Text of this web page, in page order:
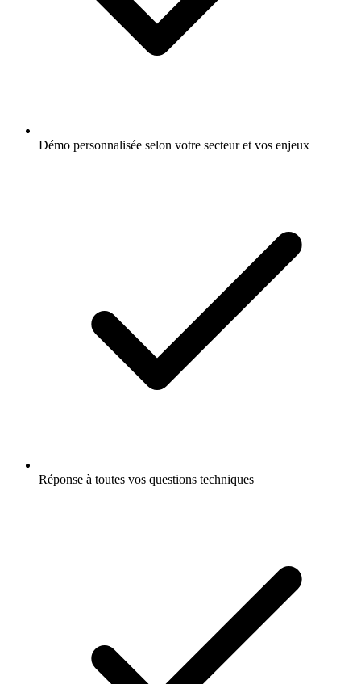
Démo personnalisée selon votre secteur et vos enjeux
Réponse à toutes vos questions techniques